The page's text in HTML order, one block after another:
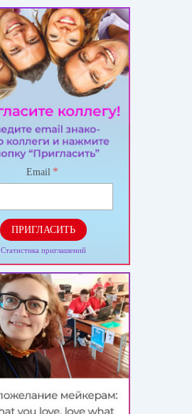
Email *
ПРИГЛАСИТЬ
Статистика приглашений